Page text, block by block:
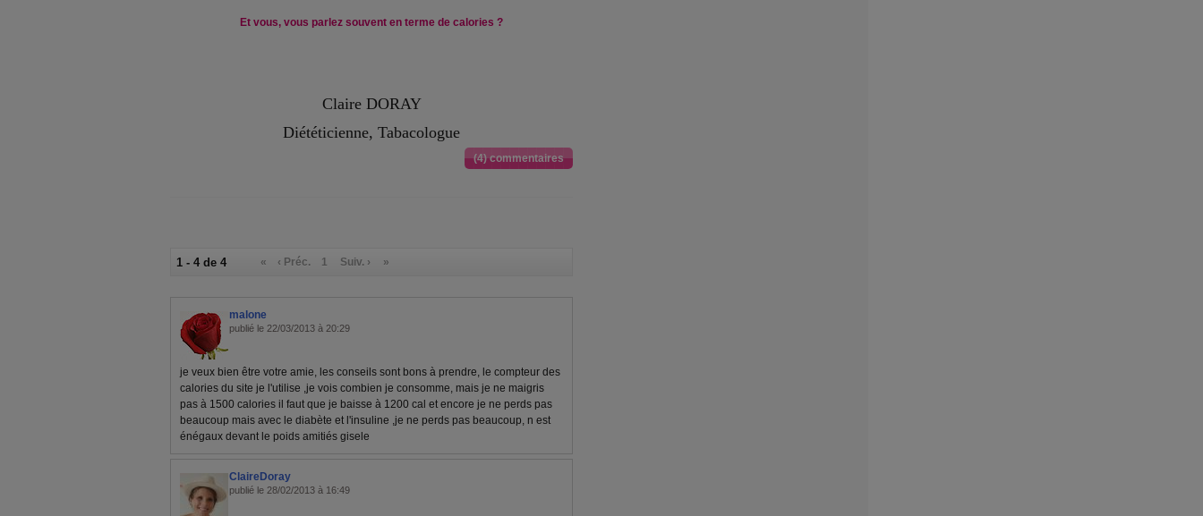
Et vous, vous parlez souvent en terme de calories ?
Claire DORAY
Diététicienne, Tabacologue
(4) commentaires
1 - 4 de 4 « ‹ Préc. 1 Suiv. › »
malone
publié le 22/03/2013 à 20:29
je veux bien être votre amie, les conseils sont bons à prendre, le compteur des
calories du site je l'utilise ,je vois combien je consomme, mais je ne maigris
pas à 1500 calories il faut que je baisse à 1200 cal et encore je ne perds pas
beaucoup mais avec le diabète et l'insuline ,je ne perds pas beaucoup, n est
énégaux devant le poids amitiés gisele
ClaireDoray
publié le 28/02/2013 à 16:49